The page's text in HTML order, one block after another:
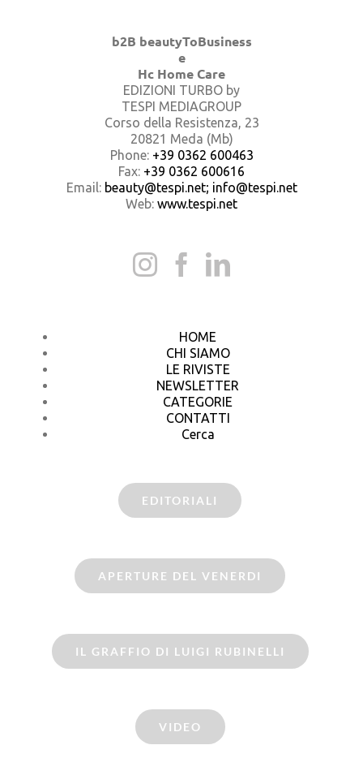
b2B beautyToBusiness
e
Hc Home Care
EDIZIONI TURBO by
TESPI MEDIAGROUP
Corso della Resistenza, 23
20821 Meda (Mb)
Phone: +39 0362 600463
Fax: +39 0362 600616
Email: beauty@tespi.net; info@tespi.net
Web: www.tespi.net
HOME
CHI SIAMO
LE RIVISTE
NEWSLETTER
CATEGORIE
CONTATTI
Cerca
EDITORIALI
APERTURE DEL VENERDI
IL GRAFFIO DI LUIGI RUBINELLI
VIDEO